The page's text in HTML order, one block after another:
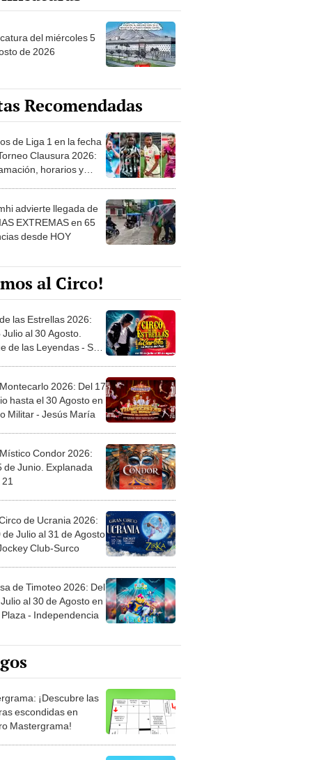
del miércoles 5
de 2026
Recomendadas
de Liga 1 en la fecha
Clausura 2026:
horarios y
advierte llegada de
EXTREMAS en 65
desde HOY
al Circo!
las Estrellas 2026:
Julio al 30 Agosto.
de las Leyendas - San
2026: Del 17
hasta el 30 Agosto en
Militar - Jesús María
Condor 2026:
de Junio. Explanada
de Ucrania 2026:
de Julio al 31 de Agosto
Club-Surco
de Timoteo 2026: Del
al 30 de Agosto en
- Independencia
¡Descubre las
escondidas en
Mastergrama!